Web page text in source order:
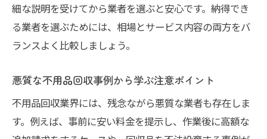
細な説明を受けてから業者を選ぶと安心です。納得でき
る業者を選ぶためには、相場とサービス内容の両方をバ
ランスよく比較しましょう。
悪質な不用品回収事例から学ぶ注意ポイント
不用品回収業界には、残念ながら悪質な業者も存在しま
す。例えば、事前に安い料金を提示し、作業後に高額な